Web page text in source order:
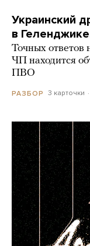
Украинский
в
Точных ответов
ЧП находится
ПВО
РАЗБОР 3 карточки